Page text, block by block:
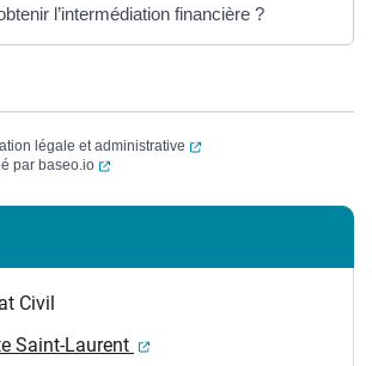
l’intermédiation financière ?
légale et administrative
(ouverture dans un
par baseo.io (ouverture dans un nouvel onglet)
complémentaires
Civil
Saint-Laurent
(ouverture dans un